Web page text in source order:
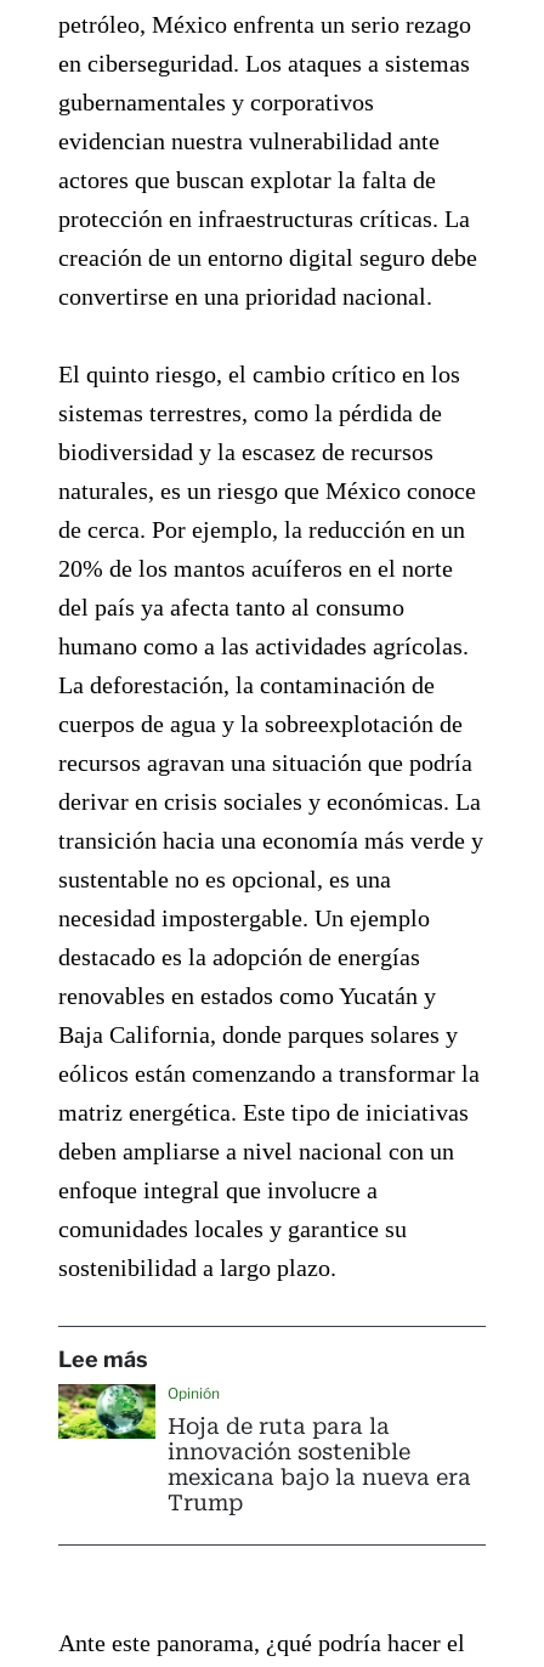
petróleo, México enfrenta un serio rezago
en ciberseguridad. Los ataques a sistemas
gubernamentales y corporativos
evidencian nuestra vulnerabilidad ante
actores que buscan explotar la falta de
protección en infraestructuras críticas. La
creación de un entorno digital seguro debe
convertirse en una prioridad nacional.
El quinto riesgo, el cambio crítico en los
sistemas terrestres, como la pérdida de
biodiversidad y la escasez de recursos
naturales, es un riesgo que México conoce
de cerca. Por ejemplo, la reducción en un
20% de los mantos acuíferos en el norte
del país ya afecta tanto al consumo
humano como a las actividades agrícolas.
La deforestación, la contaminación de
cuerpos de agua y la sobreexplotación de
recursos agravan una situación que podría
derivar en crisis sociales y económicas. La
transición hacia una economía más verde y
sustentable no es opcional, es una
necesidad impostergable. Un ejemplo
destacado es la adopción de energías
renovables en estados como Yucatán y
Baja California, donde parques solares y
eólicos están comenzando a transformar la
matriz energética. Este tipo de iniciativas
deben ampliarse a nivel nacional con un
enfoque integral que involucre a
comunidades locales y garantice su
sostenibilidad a largo plazo.
Lee más
Opinión
Hoja de ruta para la
innovación sostenible
mexicana bajo la nueva era
Trump
Ante este panorama, ¿qué podría hacer el